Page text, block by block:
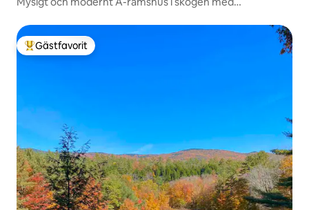
Populär gästfavorit
Gästfavorit